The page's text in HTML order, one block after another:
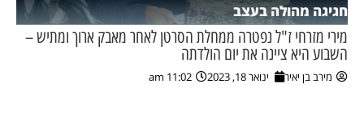
חגיגה מהולה בעצב
מירי מזרחי ז"ל נפטרה ממחלת הסרטן לאחר מאבק ארוך ומתיש –
השבוע היא ציינה את יום הולדתה
מירב בן יאיר ינואר 18, 2023 11:02 am